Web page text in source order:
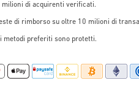
milioni di acquirenti verificati.
di rimborso su oltre 10 milioni di
metodi preferiti sono protetti.